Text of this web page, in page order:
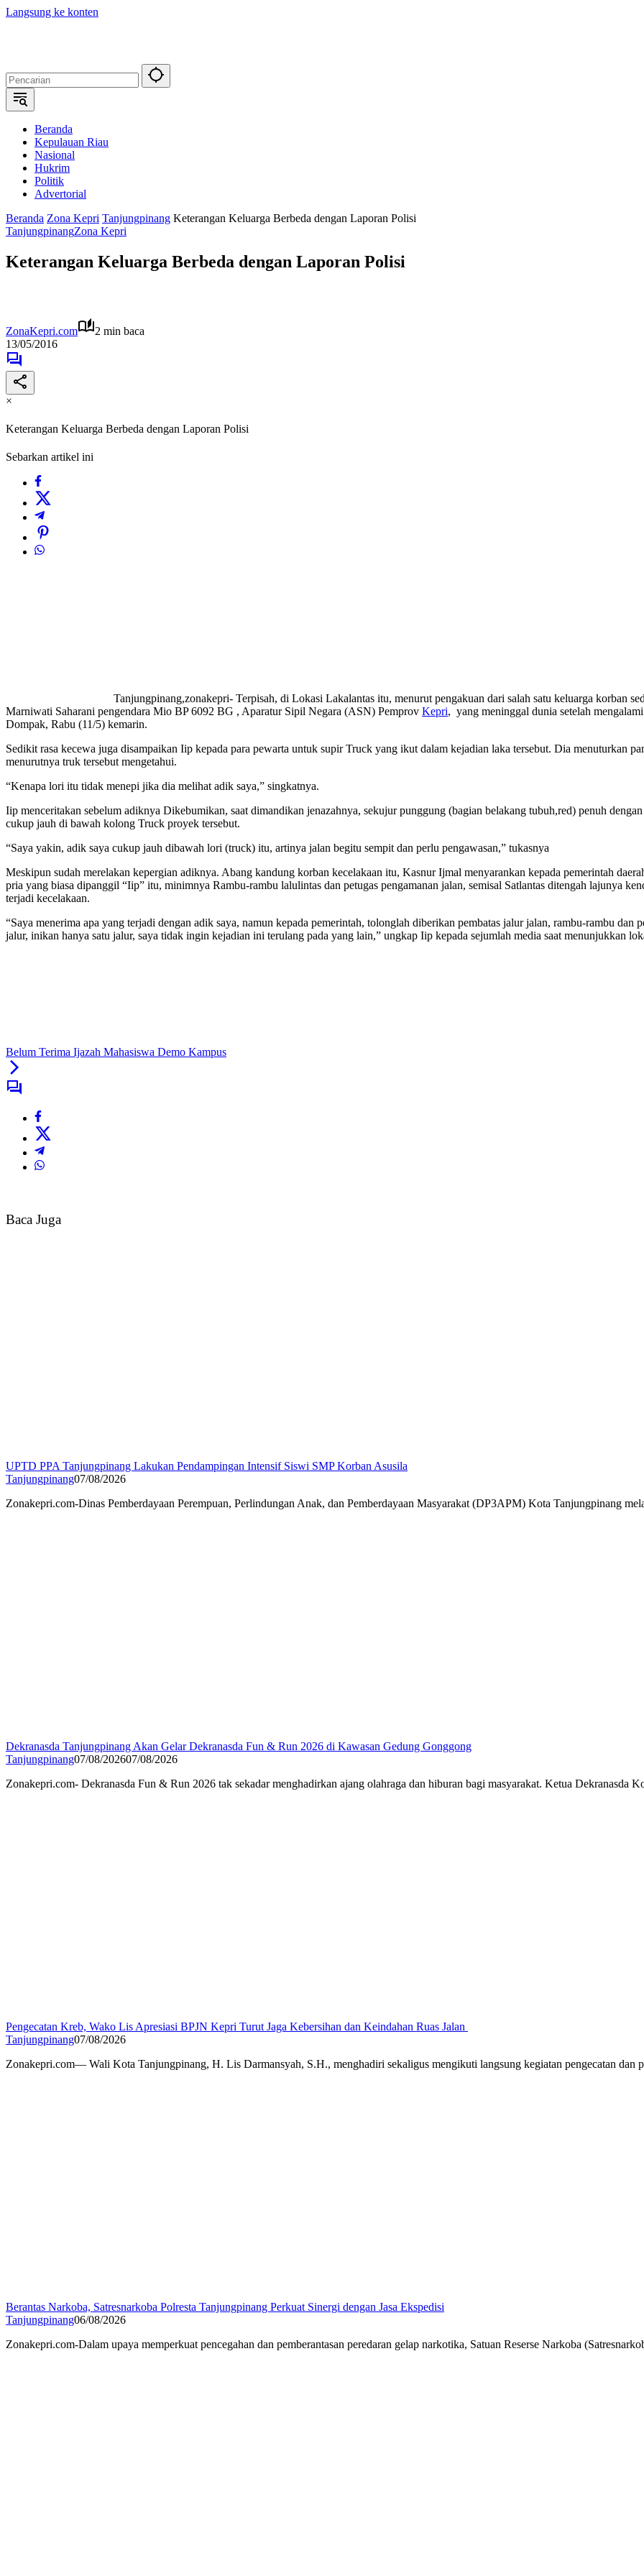
Langsung ke konten
Beranda
Kepulauan Riau
Nasional
Hukrim
Politik
Advertorial
Beranda Zona Kepri Tanjungpinang Keterangan Keluarga Berbeda dengan Laporan Polisi
TanjungpinangZona Kepri
Keterangan Keluarga Berbeda dengan Laporan Polisi
ZonaKepri.com
2 min baca
13/05/2016
×
Keterangan Keluarga Berbeda dengan Laporan Polisi
Sebarkan artikel ini
Tanjungpinang,zonakepri- Terpisah, di Lokasi Lakalantas itu, menurut pengakuan dari salah satu keluarga korban
Marniwati Saharani pengendara Mio BP 6092 BG , Aparatur Sipil Negara (ASN) Pemprov Kepri, yang meninggal dunia setelah
Dompak, Rabu (11/5) kemarin.
Sedikit rasa kecewa juga disampaikan Iip kepada para pewarta untuk supir Truck yang ikut dalam kejadian laka tersebut. Dia menuturkan
menurutnya truk tersebut mengetahui.
“Kenapa lori itu tidak menepi jika dia melihat adik saya,” singkatnya.
Iip menceritakan sebelum adiknya Dikebumikan, saat dimandikan jenazahnya, sekujur punggung (bagian belakang tubuh,red) penuh
cukup jauh di bawah kolong Truck proyek tersebut.
“Saya yakin, adik saya cukup jauh dibawah lori (truck) itu, artinya jalan begitu sempit dan perlu pengawasan,” tukasnya
Meskipun sudah merelakan kepergian adiknya. Abang kandung korban kecelakaan itu, Kasnur Ijmal menyarankan kepada pemerintah
pria yang biasa dipanggil “Iip” itu, minimnya Rambu-rambu lalulintas dan petugas pengamanan jalan, semisal Satlantas ditengah lajunya
terjadi kecelakaan.
“Saya menerima apa yang terjadi dengan adik saya, namun kepada pemerintah, tolonglah diberikan pembatas jalur jalan, rambu-rambu
jalur, inikan hanya satu jalur, saya tidak ingin kejadian ini terulang pada yang lain,” ungkap Iip kepada sejumlah media saat menunjukkan
Belum Terima Ijazah Mahasiswa Demo Kampus
Baca Juga
UPTD PPA Tanjungpinang Lakukan Pendampingan Intensif Siswi SMP Korban Asusila
Tanjungpinang07/08/2026
Zonakepri.com-Dinas Pemberdayaan Perempuan, Perlindungan Anak, dan Pemberdayaan Masyarakat (DP3APM) Kota Tanjungpinang
Dekranasda Tanjungpinang Akan Gelar Dekranasda Fun & Run 2026 di Kawasan Gedung Gonggong
Tanjungpinang07/08/202607/08/2026
Zonakepri.com- Dekranasda Fun & Run 2026 tak sekadar menghadirkan ajang olahraga dan hiburan bagi masyarakat. Ketua Dekranasda
Pengecatan Kreb, Wako Lis Apresiasi BPJN Kepri Turut Jaga Kebersihan dan Keindahan Ruas Jalan
Tanjungpinang07/08/2026
Zonakepri.com— Wali Kota Tanjungpinang, H. Lis Darmansyah, S.H., menghadiri sekaligus mengikuti langsung kegiatan pengecatan dan
Berantas Narkoba, Satresnarkoba Polresta Tanjungpinang Perkuat Sinergi dengan Jasa Ekspedisi
Tanjungpinang06/08/2026
Zonakepri.com-Dalam upaya memperkuat pencegahan dan pemberantasan peredaran gelap narkotika, Satuan Reserse Narkoba